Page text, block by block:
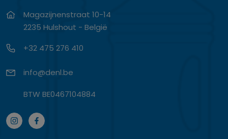
Magazijnenstraat 10-14
2235 Hulshout - België
+32 475 276 410
info@denl.be
BTW BE0467104884